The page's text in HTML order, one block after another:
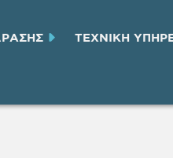
ΤΕΧΝΙΚH